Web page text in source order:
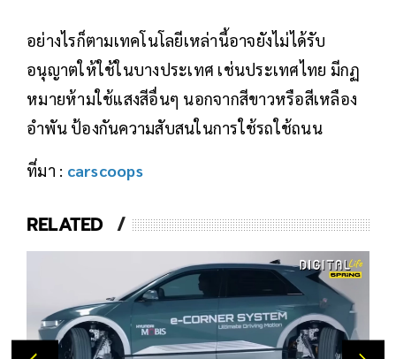
อย่างไรก็ตามเทคโนโลยีเหล่านี้อาจยังไม่ได้รับ
อนุญาตให้ใช้ในบางประเทศ เช่นประเทศไทย มีกฏ
หมายห้ามใช้แสงสีอื่นๆ นอกจากสีขาวหรือสีเหลือง
อำพัน ป้องกันความสับสนในการใช้รถใช้ถนน
ที่มา : carscoops
RELATED